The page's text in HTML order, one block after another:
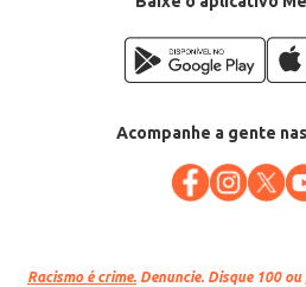
Acompanhe a gente
Racismo é crime. Denuncie. Disque 100